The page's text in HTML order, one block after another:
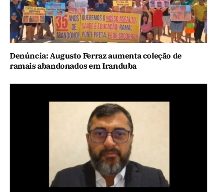
Denúncia: Augusto Ferraz aumenta coleção de
ramais abandonados em Iranduba